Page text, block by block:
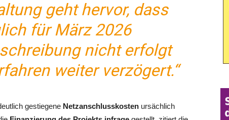
geht hervor, dass
für März 2026
nicht erfolgt
weiter verzögert.“
gestiegene Netzanschlusskosten ursächlich